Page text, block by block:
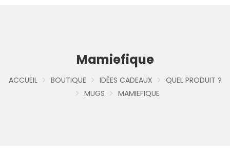
Mamiefique
ACCUEIL BOUTIQUE IDÉES CADEAUX
QUEL PRODUIT ?
MUGS
MAMIEFIQUE